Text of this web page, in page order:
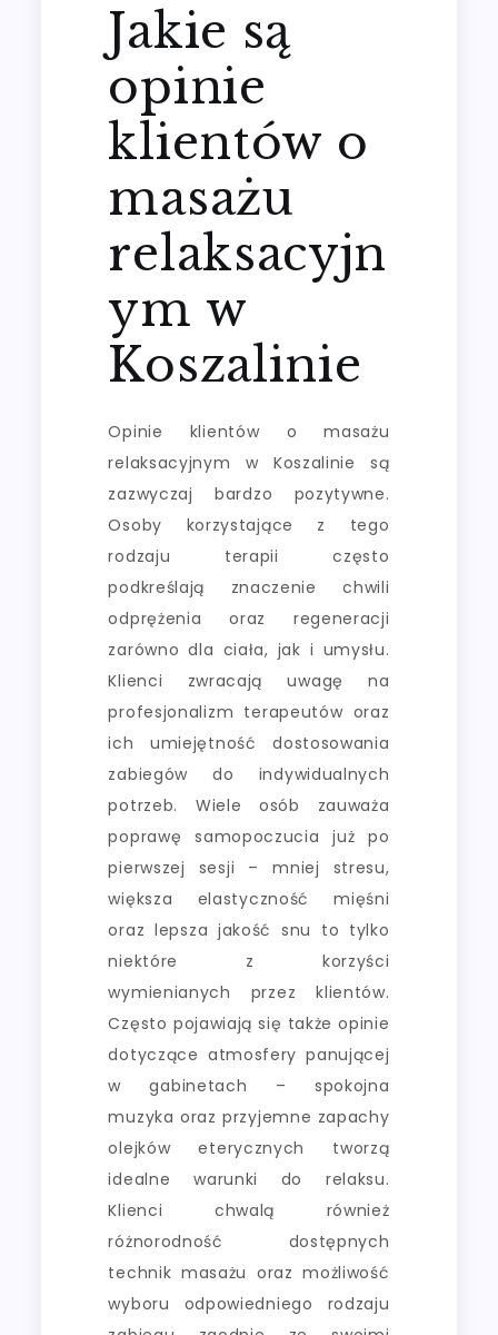
Jakie są
opinie
klientów o
masażu
relaksacyjn
ym w
Koszalinie
Opinie klientów o masażu
relaksacyjnym w Koszalinie są
zazwyczaj bardzo pozytywne.
Osoby korzystające z tego
rodzaju terapii często
podkreślają znaczenie chwili
odprężenia oraz regeneracji
zarówno dla ciała, jak i umysłu.
Klienci zwracają uwagę na
profesjonalizm terapeutów oraz
ich umiejętność dostosowania
zabiegów do indywidualnych
potrzeb. Wiele osób zauważa
poprawę samopoczucia już po
pierwszej sesji – mniej stresu,
większa elastyczność mięśni
oraz lepsza jakość snu to tylko
niektóre z korzyści
wymienianych przez klientów.
Często pojawiają się także opinie
dotyczące atmosfery panującej
w gabinetach – spokojna
muzyka oraz przyjemne zapachy
olejków eterycznych tworzą
idealne warunki do relaksu.
Klienci chwalą również
różnorodność dostępnych
technik masażu oraz możliwość
wyboru odpowiedniego rodzaju